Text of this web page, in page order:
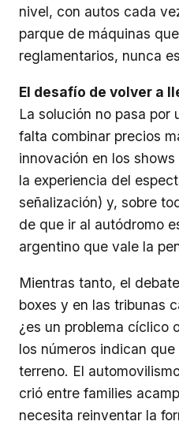
nivel, con autos cada
parque de máquinas
reglamentarios, nunca
El desafío de volver a
La solución no pasa por
falta combinar precios
innovación en los
la experiencia del
señalización) y, sobre
de que ir al autódromo
argentino que vale la
Mientras tanto, el
boxes y en las tribunas
¿es un problema cíclico
los números indican
terreno. El
crió entre families
necesita reinventar la